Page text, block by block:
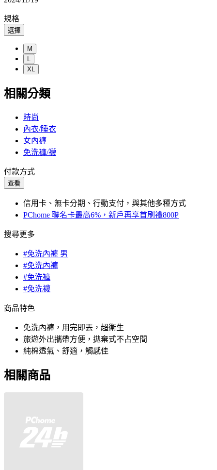
規格
選擇
M
L
XL
相關分類
時尚
內衣/睡衣
女內褲
免洗褲/襪
付款方式
查看
信用卡、無卡分期、行動支付，與其他多種方式
PChome 聯名卡最高6%，新戶再享首刷禮800P
搜尋更多
#免洗內褲 男
#免洗內褲
#免洗褲
#免洗襪
商品特色
免洗內褲，用完即丟，超衛生
旅遊外出攜帶方便，拋棄式不占空間
純棉透氣、舒適，觸感佳
相關商品